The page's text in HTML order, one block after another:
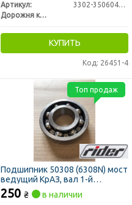
Артикул:
3302-3506040-01
Дорожня карта
КУПИТЬ
Код: 26451-4
Подшипник 50308 (6308N) мост
ведущий КрАЗ, вал 1-й
передачи КПП, ВОМ МТЗ
(RIDER)
250 ₴ в наличии
Топ продаж